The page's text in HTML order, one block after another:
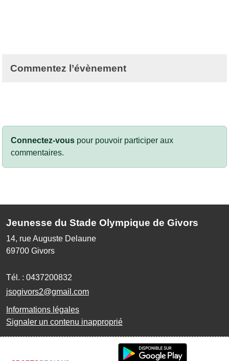
Commentez l’évènement
Connectez-vous pour pouvoir participer aux
commentaires.
Jeunesse du Stade Olympique de Givors
14, rue Auguste Delaune
69700 Givors
Tél. : 0437200832
jsogivors2@gmail.com
Informations légales
Signaler un contenu inapproprié